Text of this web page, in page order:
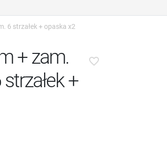
6 strzałek + opaska x2
+ zam.
+
favorite_border